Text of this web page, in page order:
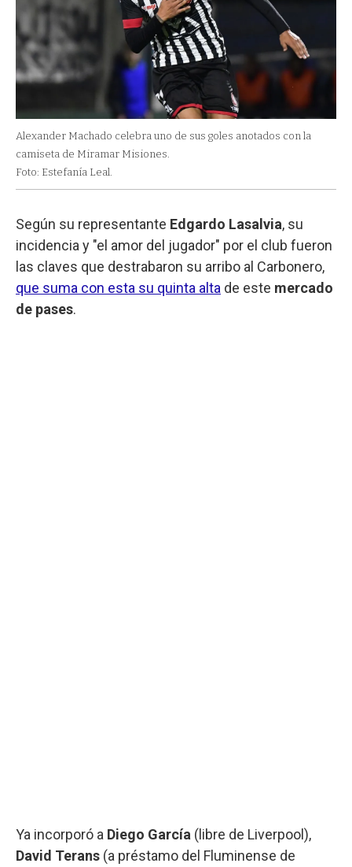
Alexander Machado celebra uno de sus goles anotados con la
camiseta de Miramar Misiones.
Foto: Estefanía Leal.
Según su representante Edgardo Lasalvia, su
incidencia y "el amor del jugador" por el club fueron
las claves que destrabaron su arribo al Carbonero,
que suma con esta su quinta alta de este mercado
de pases.
Ya incorporó a Diego García (libre de Liverpool),
David Terans (a préstamo del Fluminense de